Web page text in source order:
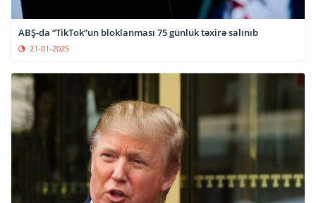
ABŞ-da “TikTok”un bloklanması 75 günlük təxirə salınıb
21-01-2025